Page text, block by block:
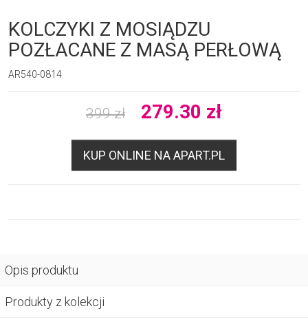
KOLCZYKI Z MOSIĄDZU
POZŁACANE Z MASĄ PERŁOWĄ
AR540-0814
399 zł 279.30 zł
KUP ONLINE NA APART.PL
Opis produktu
Produkty z kolekcji